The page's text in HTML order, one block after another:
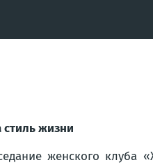
стиль жизни
женского клуба